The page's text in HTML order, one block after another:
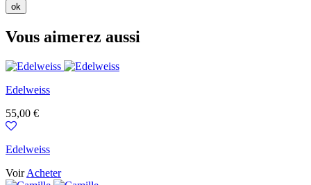
ok
Vous aimerez aussi
Edelweiss
Prix
55,00 €
Edelweiss
VoirAcheter